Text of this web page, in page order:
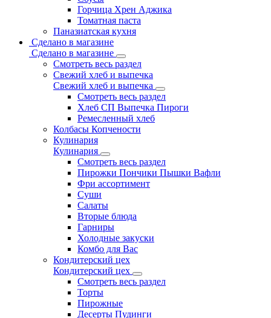
Горчица Хрен Аджика
Томатная паста
Паназиатская кухня
Сделано в магазине
Сделано в магазине
Смотреть весь раздел
Свежий хлеб и выпечка
Свежий хлеб и выпечка
Смотреть весь раздел
Хлеб СП Выпечка Пироги
Ремесленный хлеб
Колбасы Копчености
Кулинария
Кулинария
Смотреть весь раздел
Пирожки Пончики Пышки Вафли
Фри ассортимент
Суши
Салаты
Вторые блюда
Гарниры
Холодные закуски
Комбо для Вас
Кондитерский цех
Кондитерский цех
Смотреть весь раздел
Торты
Пирожные
Десерты Пудинги